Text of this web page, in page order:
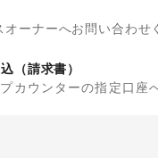
ーナーへお問い合わせ
（請求書）
カウンターの指定口座